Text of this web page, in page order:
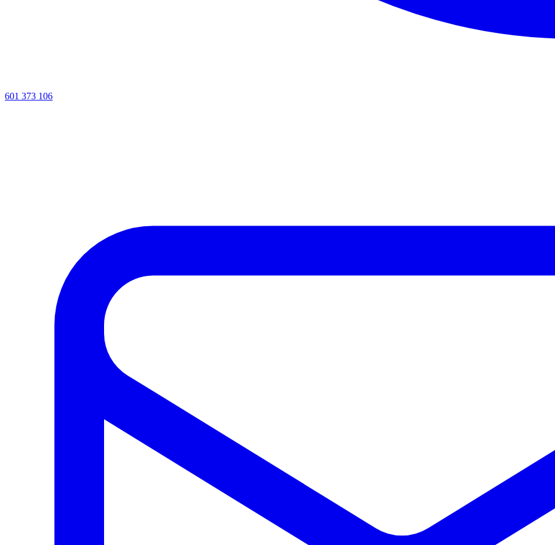
601 373 106